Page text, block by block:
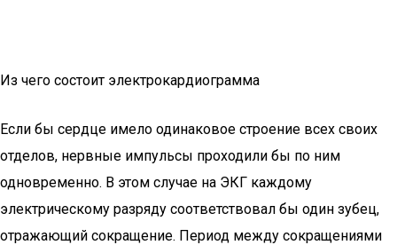
Из чего состоит электрокардиограмма
Если бы сердце имело одинаковое строение всех своих
отделов, нервные импульсы проходили бы по ним
одновременно. В этом случае на ЭКГ каждому
электрическому разряду соответствовал бы один зубец,
отражающий сокращение. Период между сокращениями